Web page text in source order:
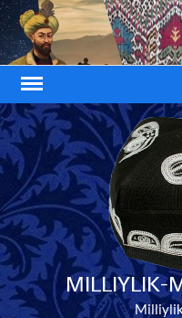
Skip
to
content
MILLIYLIK-